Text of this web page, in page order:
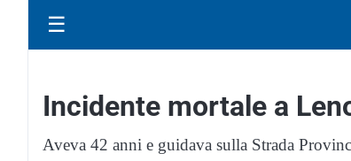
☰
Incidente mortale a
Aveva 42 anni e guidava sulla Strada